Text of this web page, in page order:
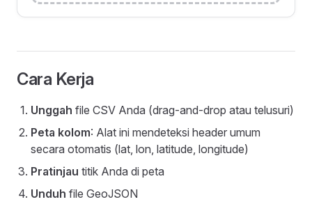
Cara Kerja
Unggah file CSV Anda (drag-and-drop atau telusuri)
Peta kolom: Alat ini mendeteksi header umum
secara otomatis (lat, lon, latitude, longitude)
Pratinjau titik Anda di peta
Unduh file GeoJSON